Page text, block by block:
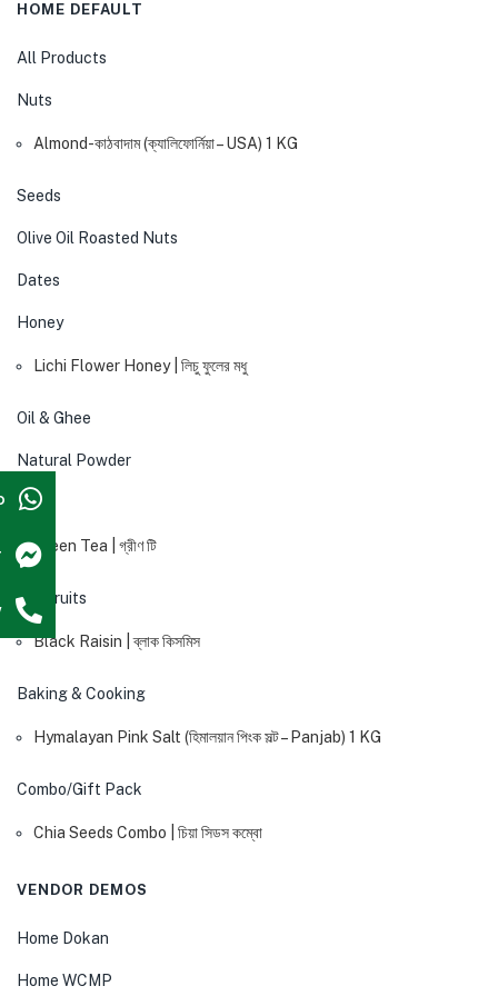
HOME DEFAULT
All Products
Nuts
Almond-কাঠবাদাম (ক্যালিফোর্নিয়া – USA) 1 KG
Seeds
Olive Oil Roasted Nuts
Dates
Honey
Lichi Flower Honey | লিচু ফুলের মধু
Oil & Ghee
Natural Powder
Tea
Green Tea | গ্রীণ টি
Dry Fruits
Black Raisin | ব্লাক কিসমিস
Baking & Cooking
Hymalayan Pink Salt (হিমালয়ান পিংক সল্ট – Panjab) 1 KG
Combo/Gift Pack
Chia Seeds Combo | চিয়া সিডস কম্বো
VENDOR DEMOS
Home Dokan
Home WCMP